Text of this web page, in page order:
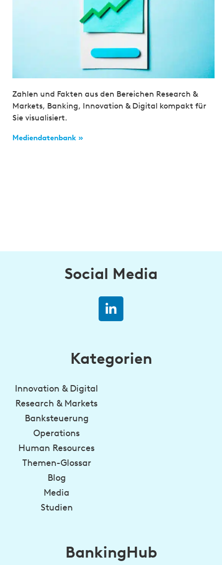
Zahlen und Fakten aus den Bereichen Research &
Markets, Banking, Innovation & Digital kompakt für
Sie visualisiert.
Mediendatenbank »
Social Media
Kategorien
Innovation & Digital
Research & Markets
Banksteuerung
Operations
Human Resources
Themen-Glossar
Blog
Media
Studien
BankingHub